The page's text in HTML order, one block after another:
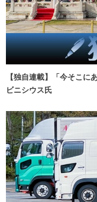
【独自連載】「今そこ
ビニシウス氏